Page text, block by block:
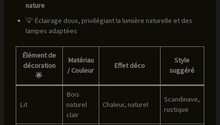
nature
💡 Éclairage doux, privilégiant la lumière naturelle et des
lampes adaptées
Élément de
décoration
🌟
Matériau
/ Couleur
Effet déco
Style
suggéré
Lit
Bois
naturel
clair
Chaleur, naturel
Scandinave,
rustique